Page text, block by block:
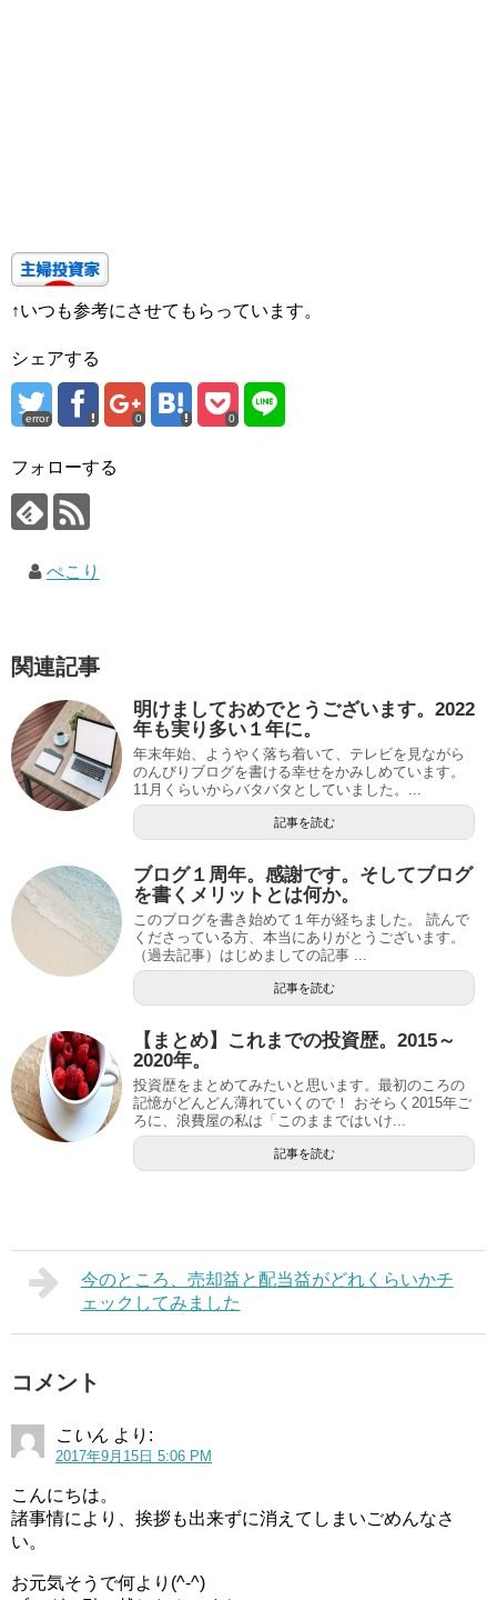
↑いつも参考にさせてもらっています。
シェアする
error 0 0
フォローする
ぺこり
関連記事
明けましておめでとうございます。2022
年も実り多い１年に。
年末年始、ようやく落ち着いて、テレビを見ながら
のんびりブログを書ける幸せをかみしめています。
11月くらいからバタバタとしていました。...
記事を読む
ブログ１周年。感謝です。そしてブログ
を書くメリットとは何か。
このブログを書き始めて１年が経ちました。 読んで
くださっている方、本当にありがとうございます。
（過去記事）はじめましての記事 ...
記事を読む
【まとめ】これまでの投資歴。2015～
2020年。
投資歴をまとめてみたいと思います。最初のころの
記憶がどんどん薄れていくので！ おそらく2015年ご
ろに、浪費屋の私は「このままではいけ...
記事を読む
今のところ、売却益と配当益がどれくらいかチ
ェックしてみました
コメント
こいん より:
2017年9月15日 5:06 PM
こんにちは。
諸事情により、挨拶も出来ずに消えてしまいごめんなさ
い。
お元気そうで何より(^-^)